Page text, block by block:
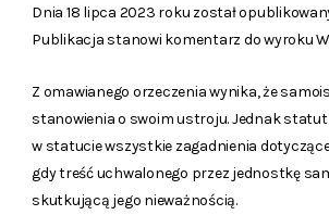
Dnia 18 lipca 2023 roku został
Publikacja stanowi komentarz do wyroku
Z omawianego orzeczenia wynika, że
stanowienia o swoim ustroju. Jednak
w statucie wszystkie zagadnienia
gdy treść uchwalonego przez jednostkę
skutkującą jego nieważnością.